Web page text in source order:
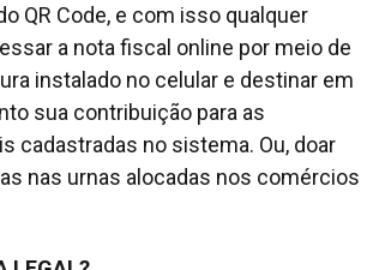
QR Code, e com isso qualquer
a nota fiscal online por meio de
instalado no celular e destinar em
sua contribuição para as
cadastradas no sistema. Ou, doar
nas urnas alocadas nos comércios